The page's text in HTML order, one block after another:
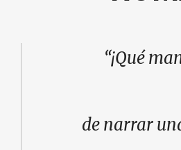
“¡Qué
de narrar